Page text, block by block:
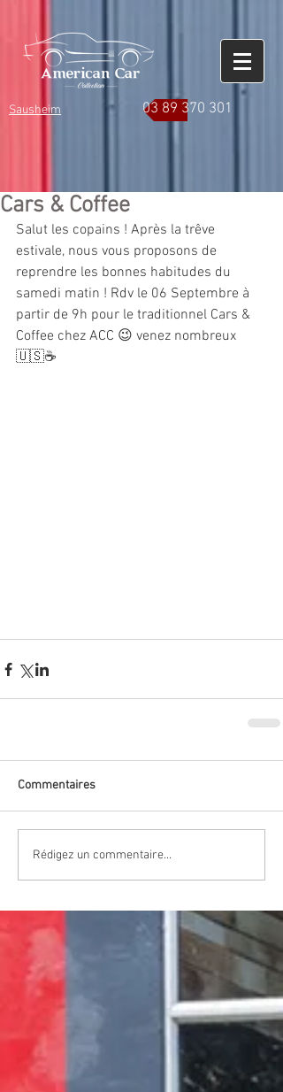
Sausheim 03 89 370 301
Cars & Coffee
Salut les copains ! Après la trêve
estivale, nous vous proposons de
reprendre les bonnes habitudes du
samedi matin ! Rdv le 06 Septembre à
partir de 9h pour le traditionnel Cars &
Coffee chez ACC 😉 venez nombreux
🇺🇸☕️
Commentaires
Rédigez un commentaire...